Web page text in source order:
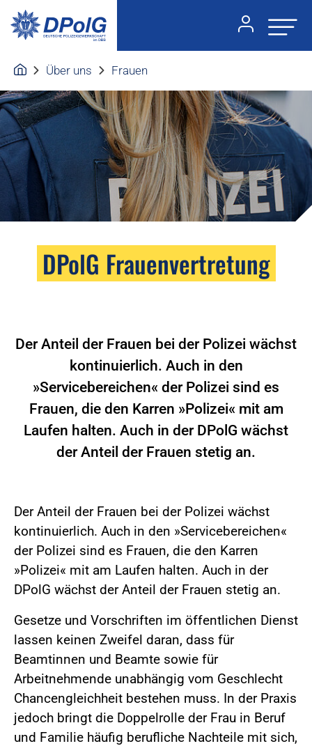
Über uns Frauen
DPolG Frauenvertretung
Der Anteil der Frauen bei der Polizei wächst
kontinuierlich. Auch in den
»Servicebereichen« der Polizei sind es
Frauen, die den Karren »Polizei« mit am
Laufen halten. Auch in der DPolG wächst
der Anteil der Frauen stetig an.
Der Anteil der Frauen bei der Polizei wächst
kontinuierlich. Auch in den »Servicebereichen«
der Polizei sind es Frauen, die den Karren
»Polizei« mit am Laufen halten. Auch in der
DPolG wächst der Anteil der Frauen stetig an.
Gesetze und Vorschriften im öffentlichen Dienst
lassen keinen Zweifel daran, dass für
Beamtinnen und Beamte sowie für
Arbeitnehmende unabhängig vom Geschlecht
Chancengleichheit bestehen muss. In der Praxis
jedoch bringt die Doppelrolle der Frau in Beruf
und Familie häufig berufliche Nachteile mit sich,